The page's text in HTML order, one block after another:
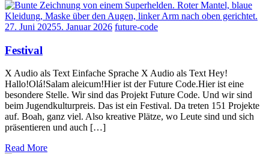
27. Juni 20255. Januar 2026 future-code
Festival
X Audio als Text Einfache Sprache X Audio als Text Hey!
Hallo!Olá!Salam aleicum!Hier ist der Future Code.Hier ist eine
besondere Stelle. Wir sind das Projekt Future Code. Und wir sind
beim Jugendkulturpreis. Das ist ein Festival. Da treten 151 Projekte
auf. Boah, ganz viel. Also kreative Plätze, wo Leute sind und sich
präsentieren und auch […]
Read More